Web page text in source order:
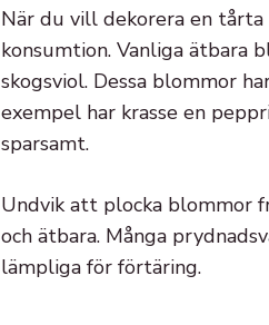
När du vill dekorera en
konsumtion. Vanliga ätbara
skogsviol. Dessa blommor
exempel har krasse en
sparsamt.
Undvik att plocka blommor
och ätbara. Många
lämpliga för förtäring.